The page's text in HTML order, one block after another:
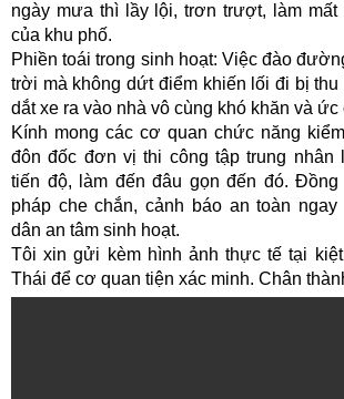
ngày mưa thì lầy lội, trơn trượt, làm mất
của khu phố.
Phiền toái trong sinh hoạt: Việc đào
trời mà không dứt điểm khiến lối đi bị thu
dắt xe ra vào nhà vô cùng khó khăn và ức
Kính mong các cơ quan chức năng
đôn đốc đơn vị thi công tập trung nhân
tiến độ, làm đến đâu gọn đến đó.
pháp che chắn, cảnh báo an toàn
dân an tâm sinh hoạt.
Tôi xin gửi kèm hình ảnh thực tế tại
Thái để cơ quan tiện xác minh. Chân